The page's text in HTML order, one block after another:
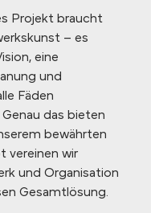
Projekt braucht
– es
eine
und
Fäden
das bieten
bewährten
vereinen wir
und Organisation
Gesamtlösung.